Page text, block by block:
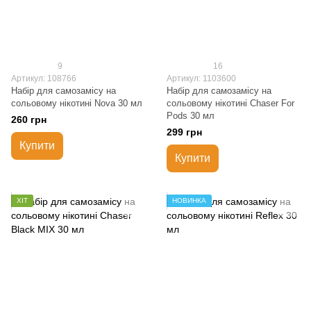
9
Артикул: 108766
Набір для самозамісу на
сольовому нікотині Nova 30 мл
260 грн
Купити
16
Артикул: 1103600
Набір для самозамісу на
сольовому нікотині Chaser For
Pods 30 мл
299 грн
Купити
ХІТ НОВИНКА